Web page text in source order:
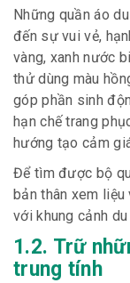
Những quần áo
đến sự vui vẻ,
vàng, xanh nước
thử dùng màu
góp phần sinh
hạn chế trang
hướng tạo cảm
Để tìm được bộ
bản thân xem
với khung cảnh du
1.2. Trữ
trung tính